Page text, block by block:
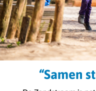
“Samen